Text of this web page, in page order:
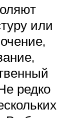
или
редко